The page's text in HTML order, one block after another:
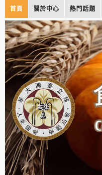
首頁 關於中心 熱門話題